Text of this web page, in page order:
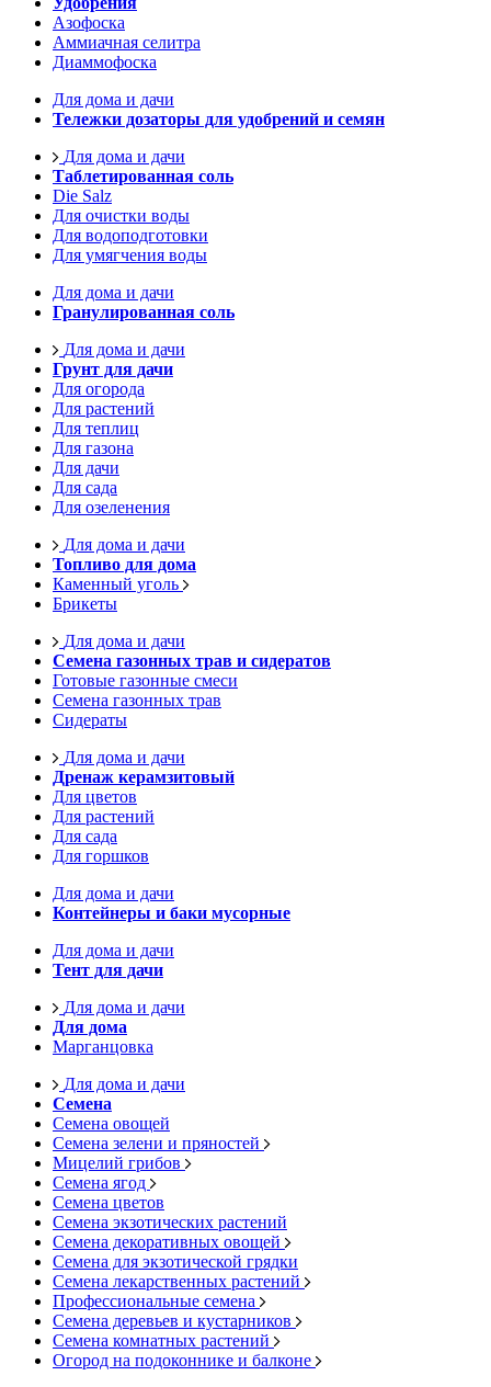
Азофоска
Аммиачная селитра
Диаммофоска
Для дома и дачи
Тележки дозаторы для удобрений и семян
Для дома и дачи
Таблетированная соль
Die Salz
Для очистки воды
Для водоподготовки
Для умягчения воды
Для дома и дачи
Гранулированная соль
Для дома и дачи
Грунт для дачи
Для огорода
Для растений
Для теплиц
Для газона
Для дачи
Для сада
Для озеленения
Для дома и дачи
Топливо для дома
Каменный уголь
Брикеты
Для дома и дачи
Семена газонных трав и сидератов
Готовые газонные смеси
Семена газонных трав
Сидераты
Для дома и дачи
Дренаж керамзитовый
Для цветов
Для растений
Для сада
Для горшков
Для дома и дачи
Контейнеры и баки мусорные
Для дома и дачи
Тент для дачи
Для дома и дачи
Для дома
Марганцовка
Для дома и дачи
Семена
Семена овощей
Семена зелени и пряностей
Мицелий грибов
Семена ягод
Семена цветов
Семена экзотических растений
Семена декоративных овощей
Семена для экзотической грядки
Семена лекарственных растений
Профессиональные семена
Семена деревьев и кустарников
Семена комнатных растений
Огород на подоконнике и балконе